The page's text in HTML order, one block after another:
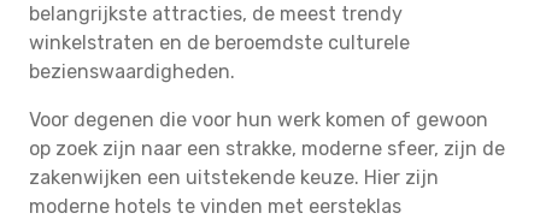
belangrijkste attracties, de meest trendy
winkelstraten en de beroemdste culturele
bezienswaardigheden.
Voor degenen die voor hun werk komen of gewoon
op zoek zijn naar een strakke, moderne sfeer, zijn de
zakenwijken een uitstekende keuze. Hier zijn
moderne hotels te vinden met eersteklas